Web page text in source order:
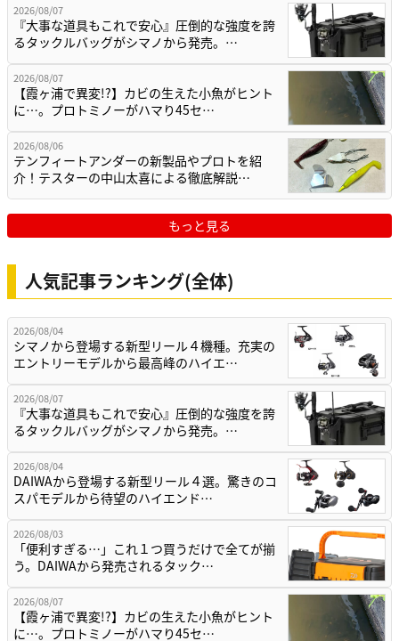
2026/08/07
『大事な道具もこれで安心』圧倒的な強度を誇
るタックルバッグがシマノから発売。…
2026/08/07
【霞ヶ浦で異変!?】カビの生えた小魚がヒント
に…。プロトミノーがハマり45セ…
2026/08/06
テンフィートアンダーの新製品やプロトを紹
介！テスターの中山太喜による徹底解説…
もっと見る
人気記事ランキング(全体)
2026/08/04
シマノから登場する新型リール４機種。充実の
エントリーモデルから最高峰のハイエ…
2026/08/07
『大事な道具もこれで安心』圧倒的な強度を誇
るタックルバッグがシマノから発売。…
2026/08/04
DAIWAから登場する新型リール４選。驚きのコ
スパモデルから待望のハイエンド…
2026/08/03
「便利すぎる…」これ１つ買うだけで全てが揃
う。DAIWAから発売されるタック…
2026/08/07
【霞ヶ浦で異変!?】カビの生えた小魚がヒント
に…。プロトミノーがハマり45セ…